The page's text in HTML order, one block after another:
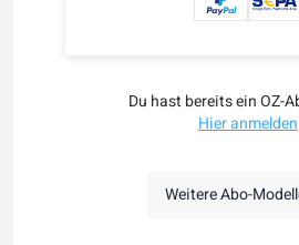
Du hast bereits ein OZ-
Hier anmelden
Weitere Abo-